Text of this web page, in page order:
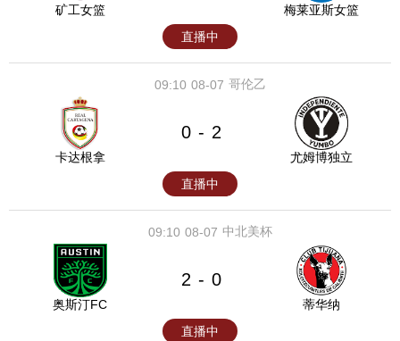
矿工女篮
梅莱亚斯女篮
直播中
08-07
09:10 哥伦乙
卡达根拿
0 - 2
尤姆博独立
直播中
08-07
09:10 中北美杯
奥斯汀FC
2 - 0
蒂华纳
直播中